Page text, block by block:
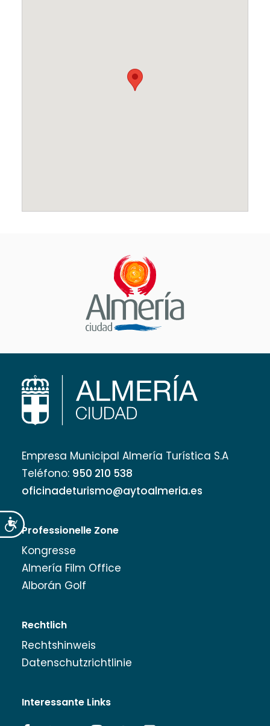
Accesibilidad
Empresa Municipal Almería Turística S.A
Teléfono: 950 210 538
oficinadeturismo@aytoalmeria.es
Professionelle Zone
Kongresse
Almería Film Office
Alborán Golf
Rechtlich
Rechtshinweis
Datenschutzrichtlinie
Interessante Links